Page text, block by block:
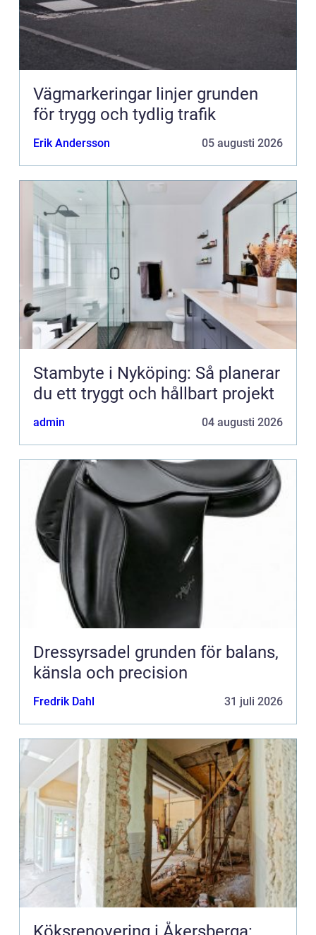
Vägmarkeringar linjer grunden
för trygg och tydlig trafik
Erik Andersson 05 augusti 2026
Stambyte i Nyköping: Så planerar
du ett tryggt och hållbart projekt
admin 04 augusti 2026
Dressyrsadel grunden för balans,
känsla och precision
Fredrik Dahl 31 juli 2026